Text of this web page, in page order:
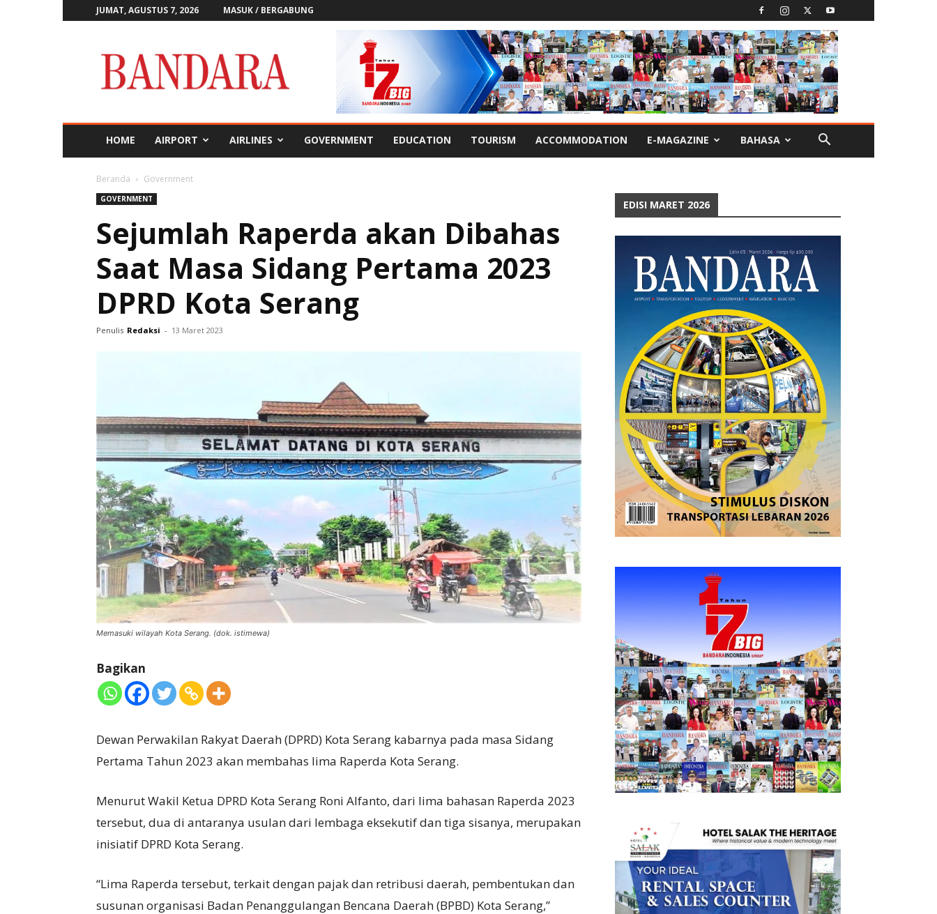
JUMAT, AGUSTUS 7, 2026 MASUK / BERGABUNG
Bandara
HOME AIRPORT AIRLINES GOVERNMENT EDUCATION TOURISM ACCOMMODATION E-MAGAZINE BAHASA
Beranda Government
GOVERNMENT
Sejumlah Raperda akan Dibahas
Saat Masa Sidang Pertama 2023
DPRD Kota Serang
Penulis Redaksi - 13 Maret 2023
Memasuki wilayah Kota Serang. (dok. istimewa)
Bagikan
Dewan Perwakilan Rakyat Daerah (DPRD) Kota Serang kabarnya pada masa Sidang
Pertama Tahun 2023 akan membahas lima Raperda Kota Serang.
Menurut Wakil Ketua DPRD Kota Serang Roni Alfanto, dari lima bahasan Raperda 2023
tersebut, dua di antaranya usulan dari lembaga eksekutif dan tiga sisanya, merupakan
inisiatif DPRD Kota Serang.
“Lima Raperda tersebut, terkait dengan pajak dan retribusi daerah, pembentukan dan
susunan organisasi Badan Penanggulangan Bencana Daerah (BPBD) Kota Serang,”
EDISI MARET 2026